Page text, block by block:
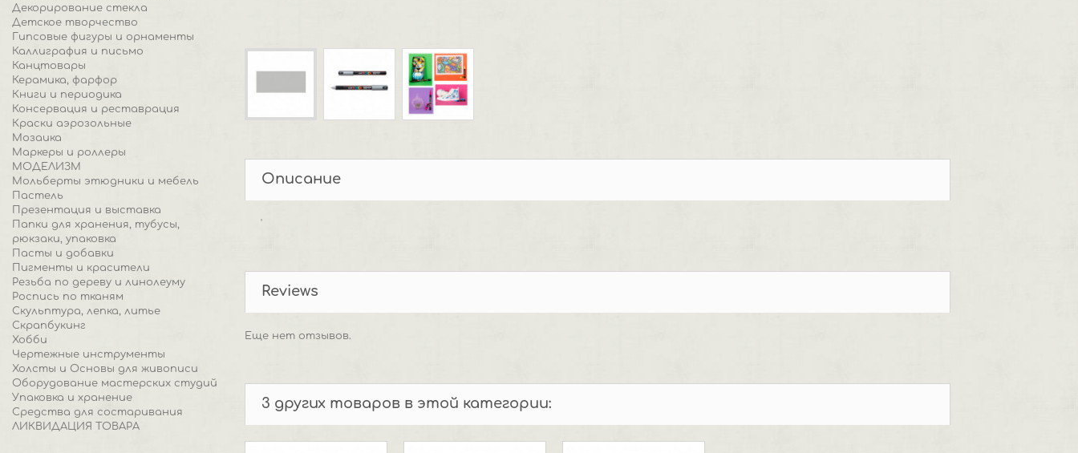
Декорирование стекла
Детское творчество
Гипсовые фигуры и орнаменты
Каллиграфия и письмо
Канцтовары
Керамика, фарфор
Книги и периодика
Консервация и реставрация
Краски аэрозольные
Мозаика
Маркеры и роллеры
МОДЕЛИЗМ
Мольберты этюдники и мебель
Пастель
Презентация и выставка
Папки для хранения, тубусы,
рюкзаки, упаковка
Пасты и добавки
Пигменты и красители
Резьба по дереву и линолеуму
Роспись по тканям
Скульптура, лепка, литье
Скрапбукинг
Хобби
Чертежные инструменты
Холсты и Основы для живописи
Оборудование мастерских студий
Упаковка и хранение
Средства для состаривания
ЛИКВИДАЦИЯ ТОВАРА
Описание
'
Reviews
Еще нет отзывов.
3 других товаров в этой категории: